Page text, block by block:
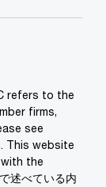
refers to the
firms,
see
This website
the
述べている内